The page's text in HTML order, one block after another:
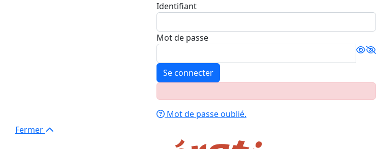
Identifiant
Mot de passe
Se connecter
Mot de passe oublié.
Fermer